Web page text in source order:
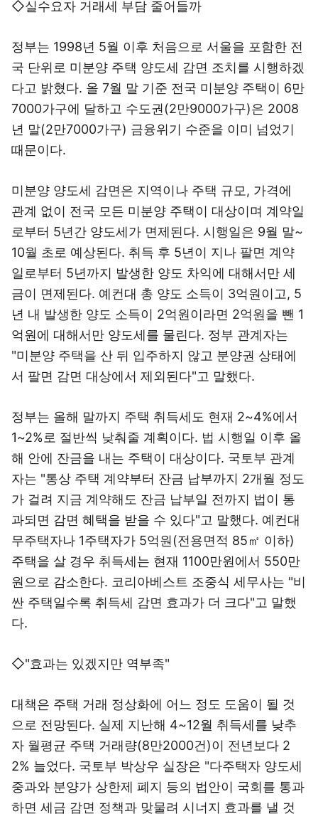
◇실수요자 거래세 부담 줄어들까
정부는 1998년 5월 이후 처음으로 서울을 포함한 전
국 단위로 미분양 주택 양도세 감면 조치를 시행하겠
다고 밝혔다. 올 7월 말 기준 전국 미분양 주택이 6만
7000가구에 달하고 수도권(2만9000가구)은 2008
년 말(2만7000가구) 금융위기 수준을 이미 넘었기
때문이다.
미분양 양도세 감면은 지역이나 주택 규모, 가격에
관계 없이 전국 모든 미분양 주택이 대상이며 계약일
로부터 5년간 양도세가 면제된다. 시행일은 9월 말~
10월 초로 예상된다. 취득 후 5년이 지나 팔면 계약
일로부터 5년까지 발생한 양도 차익에 대해서만 세
금이 면제된다. 예컨대 총 양도 소득이 3억원이고, 5
년 내 발생한 양도 소득이 2억원이라면 2억원을 뺀 1
억원에 대해서만 양도세를 물린다. 정부 관계자는
"미분양 주택을 산 뒤 입주하지 않고 분양권 상태에
서 팔면 감면 대상에서 제외된다"고 말했다.
정부는 올해 말까지 주택 취득세도 현재 2~4%에서
1~2%로 절반씩 낮춰줄 계획이다. 법 시행일 이후 올
해 안에 잔금을 내는 주택이 대상이다. 국토부 관계
자는 "통상 주택 계약부터 잔금 납부까지 2개월 정도
가 걸려 지금 계약해도 잔금 납부일 전까지 법이 통
과되면 감면 혜택을 받을 수 있다"고 말했다. 예컨대
무주택자나 1주택자가 5억원(전용면적 85㎡ 이하)
주택을 살 경우 취득세는 현재 1100만원에서 550만
원으로 감소한다. 코리아베스트 조중식 세무사는 "비
싼 주택일수록 취득세 감면 효과가 더 크다"고 말했
다.
◇"효과는 있겠지만 역부족"
대책은 주택 거래 정상화에 어느 정도 도움이 될 것
으로 전망된다. 실제 지난해 4~12월 취득세를 낮추
자 월평균 주택 거래량(8만2000건)이 전년보다 2
2% 늘었다. 국토부 박상우 실장은 "다주택자 양도세
중과와 분양가 상한제 폐지 등의 법안이 국회를 통과
하면 세금 감면 정책과 맞물려 시너지 효과를 낼 것